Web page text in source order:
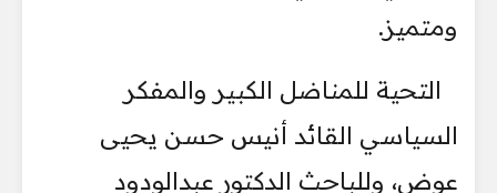
ومتميز.
التحية للمناضل الكبير والمفكر
السياسي القائد أنيس حسن يحيى
عوض، وللباحث الدكتور عبدالودود